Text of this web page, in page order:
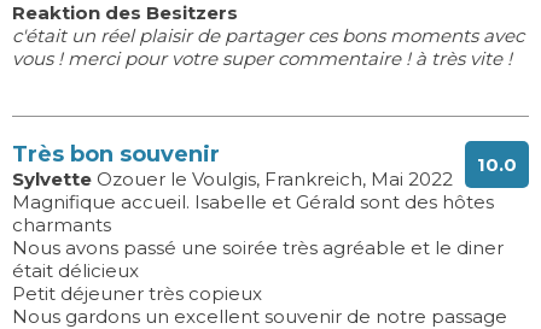
Reaktion des Besitzers
c'était un réel plaisir de partager ces bons moments avec
vous ! merci pour votre super commentaire ! à très vite !
10.0
Très bon souvenir
Sylvette Ozouer le Voulgis, Frankreich, Mai 2022
Magnifique accueil. Isabelle et Gérald sont des hôtes
charmants
Nous avons passé une soirée très agréable et le diner
était délicieux
Petit déjeuner très copieux
Nous gardons un excellent souvenir de notre passage